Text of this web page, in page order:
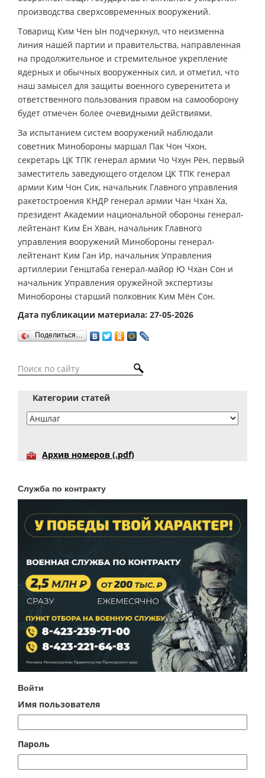
производства сверхсовременных вооружений.
Товарищ Ким Чен Ын подчеркнул, что неизменна
линия нашей партии и правительства, направленная
на продолжительное и стремительное укрепление
ядерных и обычных вооруженных сил, и отметил, что
наш замысел для защиты военного суверенитета и
ответственного пользования правом на самооборону
будет отмечен более очевидными действиями.
За испытанием систем вооружений наблюдали
советник Минобороны маршал Пак Чон Чхон,
секретарь ЦК ТПК генерал армии Чо Чхун Рён, первый
заместитель заведующего отделом ЦК ТПК генерал
армии Ким Чон Сик, начальник Главного управления
ракетостроения КНДР генерал армии Чан Чхан Ха,
президент Академии национальной обороны генерал-
лейтенант Ким Ён Хван, начальник Главного
управления вооружений Минобороны генерал-
лейтенант Ким Ган Ир, начальник Управления
артиллерии Генштаба генерал-майор Ю Чхан Сон и
начальник Управления оружейной экспертизы
Минобороны старший полковник Ким Мён Сон.
Дата публикации материала: 27-05-2026
Поделиться…
Категории статей
Архив номеров (.pdf)
Служба по контракту
Войти
Имя пользователя
Пароль